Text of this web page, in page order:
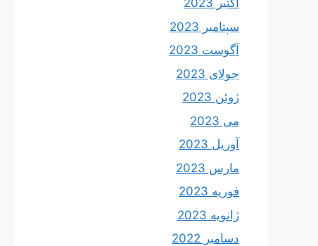
اکتبر 2023
سپتامبر 2023
آگوست 2023
جولای 2023
ژوئن 2023
می 2023
آوریل 2023
مارس 2023
فوریه 2023
ژانویه 2023
دسامبر 2022